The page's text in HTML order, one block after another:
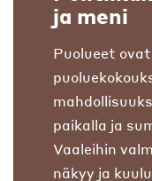
ja meni
Puolueet
paikalla ja
Vaaleihin
näkyy ja